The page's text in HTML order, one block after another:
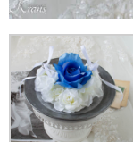
ドッグ
用リン
グピロ
ー
1.3.
400．
（ハー
ト型）